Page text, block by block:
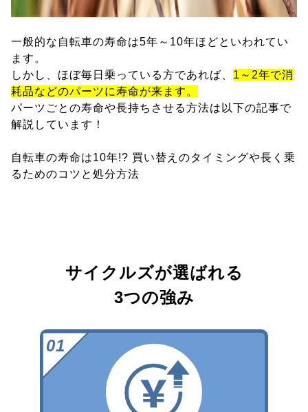
一般的な自転車の寿命は5年～10年ほどといわれてい
ます。
しかし、ほぼ毎日乗っている方であれば、 1～2年で消
耗品などのパーツに寿命が来ます。
パーツごとの寿命や長持ちさせる方法は以下の記事で
解説しています！
自転車の寿命は10年!? 買い替えのタイミングや長く乗
るためのコツと処分方法
サイクルズが選ばれる
3つの強み